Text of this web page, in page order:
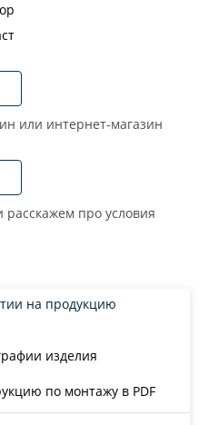
или интернет-магазин
расскажем про условия
изделия
по монтажу в PDF
на продукцию